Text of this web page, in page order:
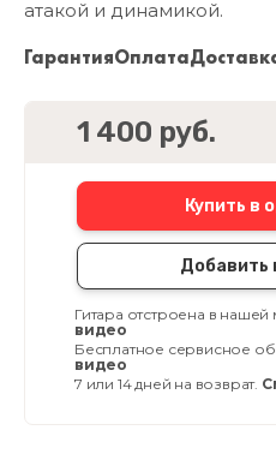
атакой и динамикой.
ГарантияОплата
1 400 руб.
Купить в
Добавить
Гитара отстроена в нашей
видео
Бесплатное сервисное
видео
7 или 14 дней на возврат.